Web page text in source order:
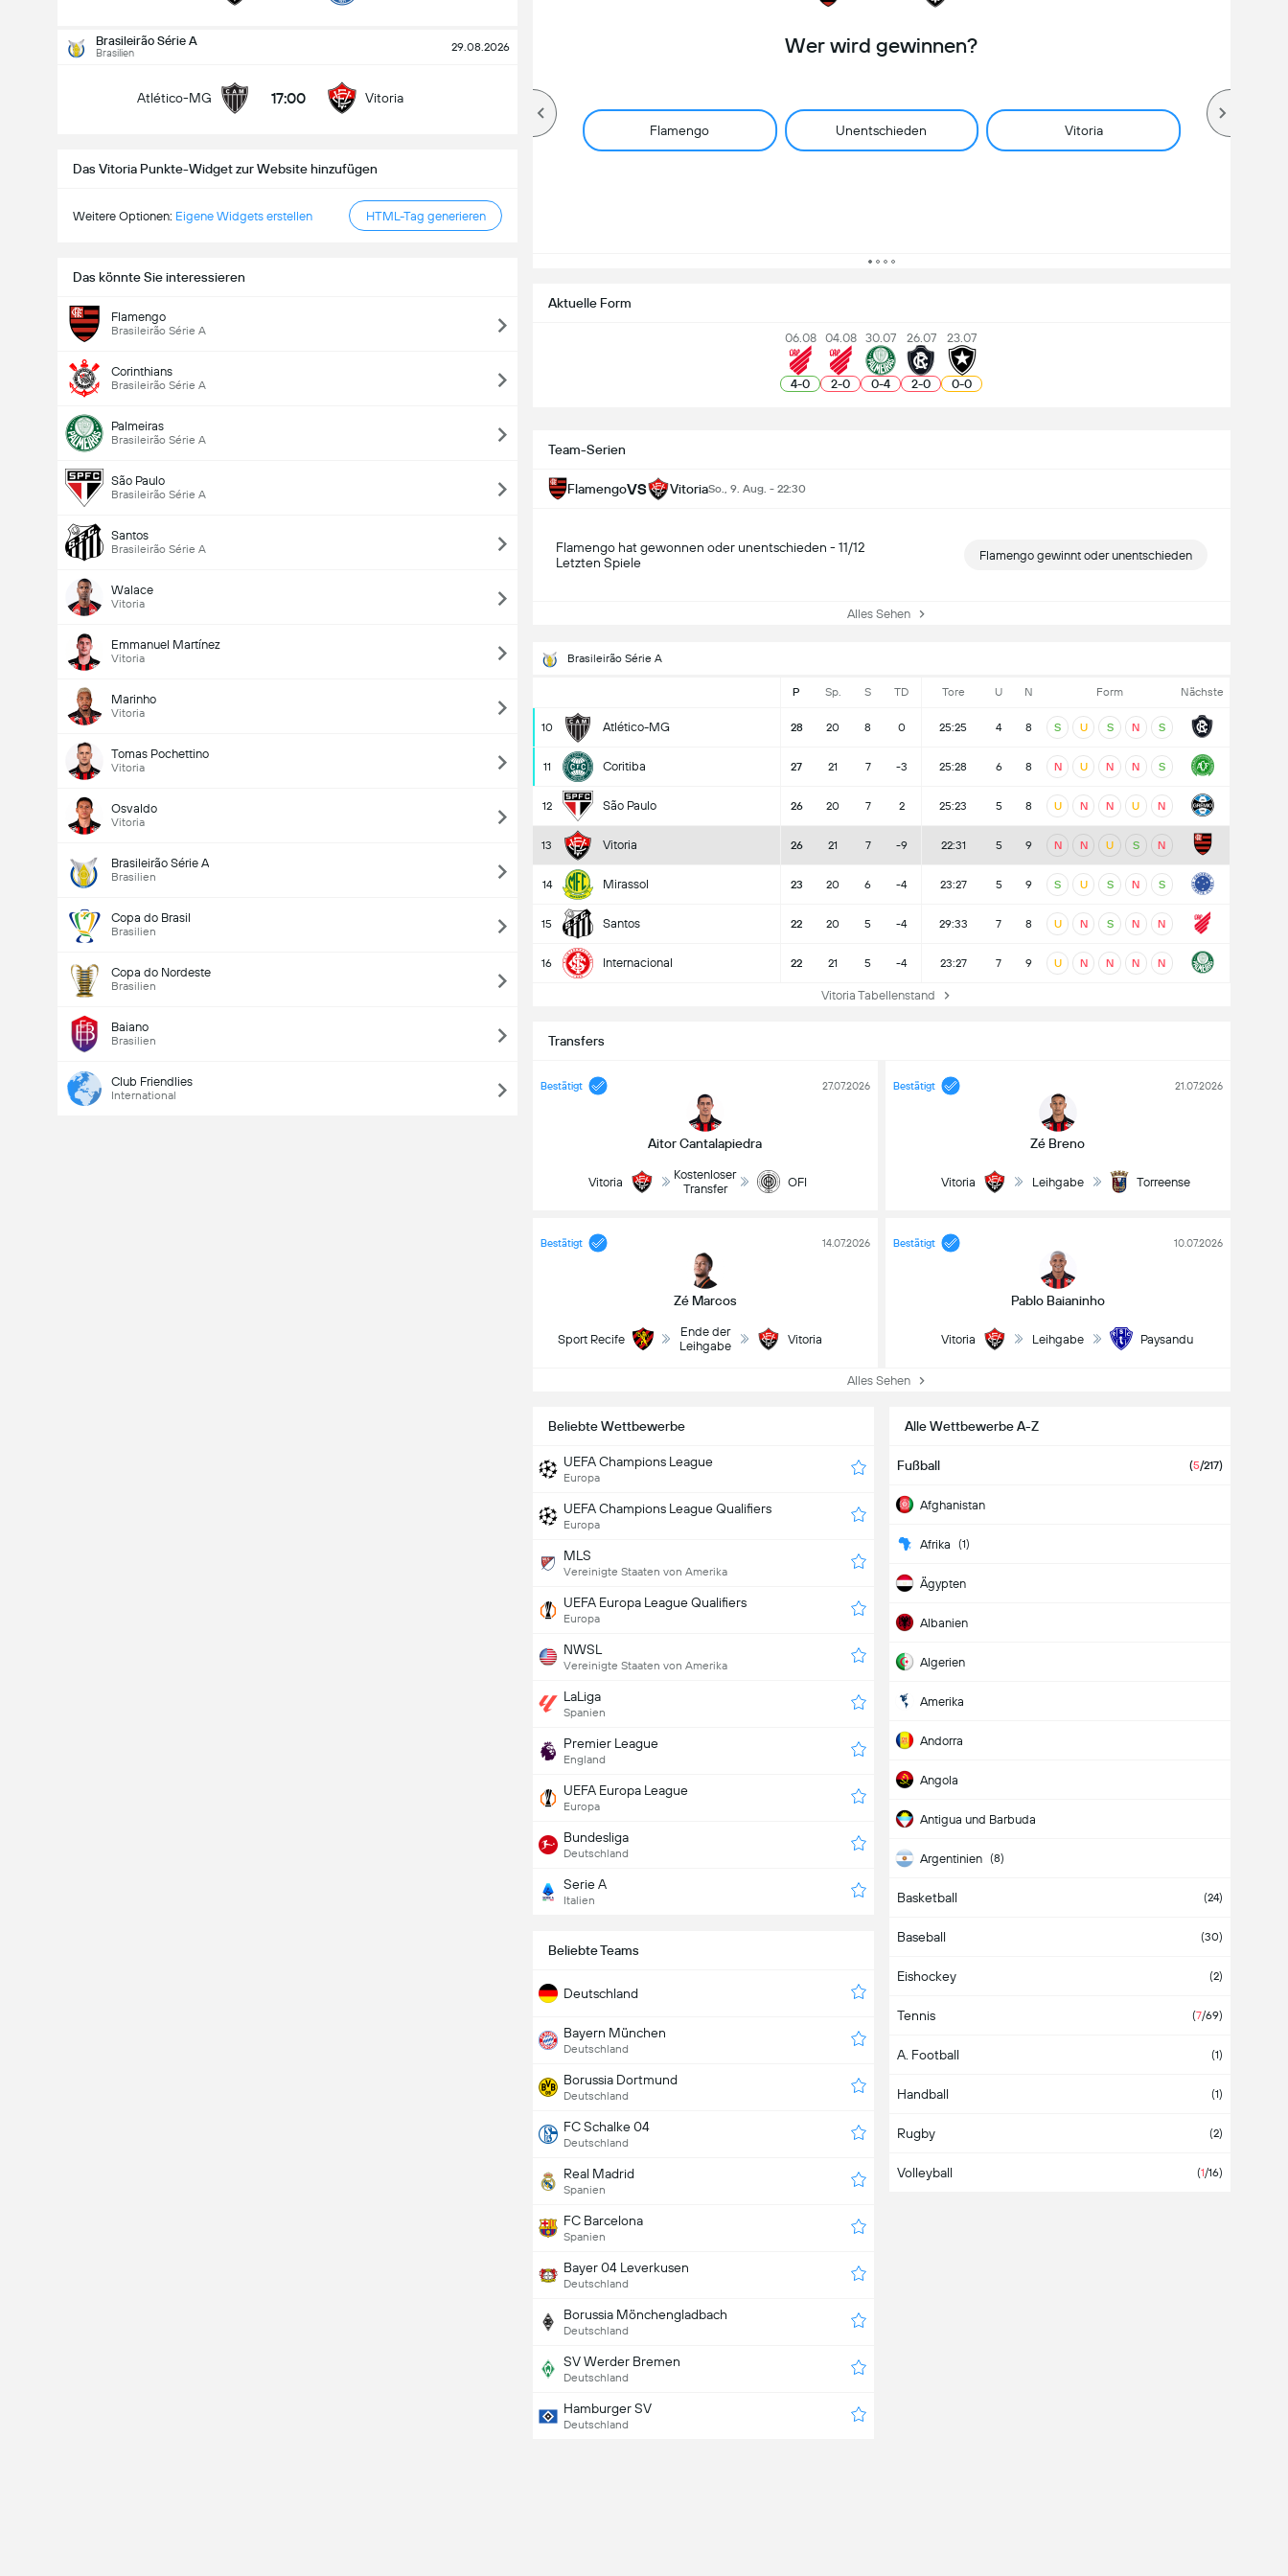
Brasileirão Série A
Brasilien 29.08.2026
Atlético-MG 17:00 Vitoria
Das Vitoria Punkte-Widget zur Website hinzufügen
Weitere Optionen: Eigene Widgets erstellen HTML-Tag generieren
Das könnte Sie interessieren
Flamengo
Brasileirão Série A
Corinthians
Brasileirão Série A
Palmeiras
Brasileirão Série A
São Paulo
Brasileirão Série A
Santos
Brasileirão Série A
Walace
Vitoria
Emmanuel Martínez
Vitoria
Marinho
Vitoria
Tomas Pochettino
Vitoria
Osvaldo
Vitoria
Brasileirão Série A
Brasilien
Copa do Brasil
Brasilien
Copa do Nordeste
Brasilien
Baiano
Brasilien
Club Friendlies
International
Wer wird gewinnen?
Flamengo Unentschieden Vitoria
Gesamtanzahl Tore im Spiel (2.5)
Aktuelle Form
06.08
4-0
04.08
2-0
30.07
0-4
26.07
2-0
23.07
0-0
Brasileirão Série A
P Sp. S TD Tore U N Form Nächste
10 Atlético-MG 28 20 8 0 25:25 4 8 S U S N S
11 Coritiba 27 21 7 -3 25:28 6 8 N U N N S
12 São Paulo 26 20 7 2 25:23 5 8 U N N U N
13 Vitoria 26 21 7 -9 22:31 5 9 N N U S N
14 Mirassol 23 20 6 -4 23:27 5 9 S U S N S
15 Santos 22 20 5 -4 29:33 7 8 U N S N N
16 Internacional 22 21 5 -4 23:27 7 9 U N N N N
Vitoria Tabellenstand
Team-Serien
FlamengoVS VitoriaSo., 9. Aug. - 22:30
Flamengo hat gewonnen oder unentschieden - 11/12
Letzten Spiele
Flamengo gewinnt oder unentschieden
Alles Sehen
Transfers
Bestätigt
Aitor Cantalapiedra
27.07.2026
Vitoria
Kostenloser
Transfer
OFI
Bestätigt
Zé Breno
21.07.2026
Vitoria Leihgabe Torreense
Bestätigt
Zé Marcos
14.07.2026
Sport Recife
Ende der
Leihgabe
Vitoria
Bestätigt
Pablo Baianinho
10.07.2026
Vitoria Leihgabe Paysandu
Alles Sehen
Beliebte Wettbewerbe
UEFA Champions League
Europa
UEFA Champions League Qualifiers
Europa
MLS
Vereinigte Staaten von Amerika
UEFA Europa League Qualifiers
Europa
NWSL
Vereinigte Staaten von Amerika
LaLiga
Spanien
Premier League
England
UEFA Europa League
Europa
Bundesliga
Deutschland
Serie A
Italien
Alle Wettbewerbe A-Z
Fußball (5/217)
Afghanistan
Afrika (1)
Ägypten
Albanien
Algerien
Amerika
Andorra
Angola
Antigua und Barbuda
Argentinien (8)
Armenien
Aruba
Aserbaidschan
Asien
Äthiopien
Australien
Bahamas
Bahrein
Basketball (24)
Baseball (30)
Eishockey (2)
Tennis (7/69)
A. Football (1)
Handball (1)
Rugby (2)
Volleyball (1/16)
Beliebte Teams
Deutschland
Bayern München
Deutschland
Borussia Dortmund
Deutschland
FC Schalke 04
Deutschland
Real Madrid
Spanien
FC Barcelona
Spanien
Bayer 04 Leverkusen
Deutschland
Borussia Mönchengladbach
Deutschland
SV Werder Bremen
Deutschland
Hamburger SV
Deutschland